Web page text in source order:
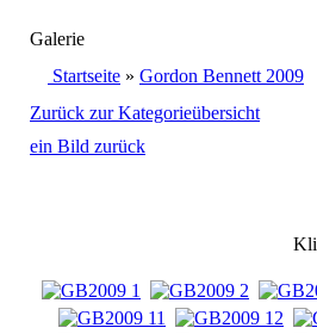
Galerie
Startseite » Gordon Bennett 2009
Zurück zur Kategorieübersicht
ein Bild zurück